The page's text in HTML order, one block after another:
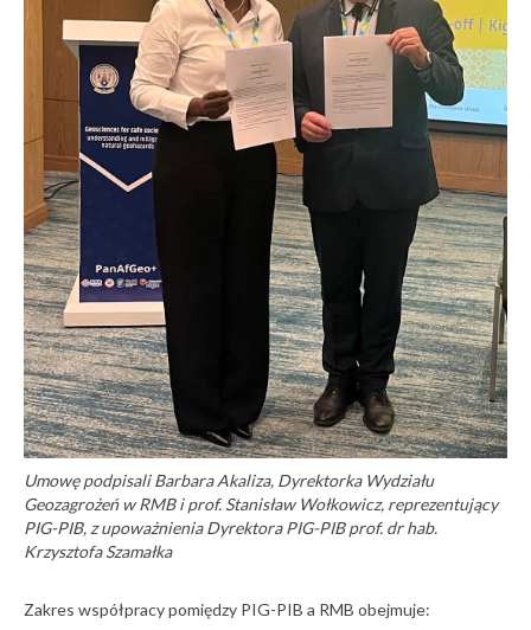
Umowę podpisali Barbara Akaliza, Dyrektorka Wydziału
Geozagrożeń w RMB i prof. Stanisław Wołkowicz, reprezentujący
PIG-PIB, z upoważnienia Dyrektora PIG-PIB prof. dr hab.
Krzysztofa Szamałka
Zakres współpracy pomiędzy PIG-PIB a RMB obejmuje: